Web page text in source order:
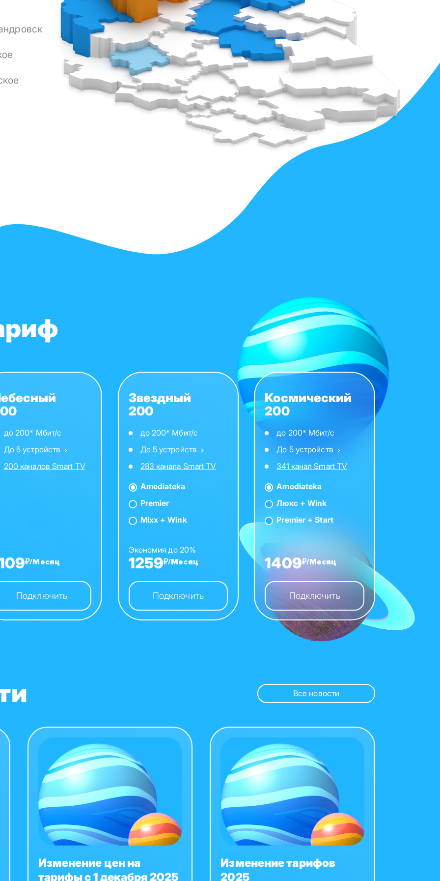
до 200* Мбит/с
До 5 устройств
200 каналов Smart TV
₽/Месяц
Подключить
Звездный
200
до 200* Мбит/с
До 5 устройств
283 канала Smart TV
Amediateka
Premier
Mixx + Wink
Экономия до 20%
1259₽/Месяц
Подключить
Космический
200
до 200* Мбит/с
До 5 устройств
341 канал Smart TV
Amediateka
Люкс + Wink
Premier + Start
1409₽/Месяц
Подключить
Все новости
Изменение цен на
тарифы с 1 декабря 2025
Изменение тарифов
2025